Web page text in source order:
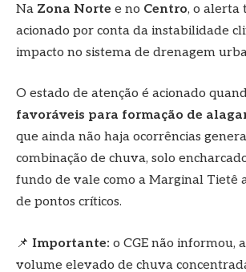
Na Zona Norte e no Centro, o alerta
acionado por conta da instabilidade
impacto no sistema de drenagem
O estado de atenção é acionado
favoráveis para formação de
que ainda não haja ocorrências
combinação de chuva, solo
fundo de vale como a Marginal Tietê
de pontos críticos.
📌 Importante: o CGE não informou,
volume elevado de chuva